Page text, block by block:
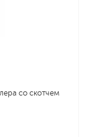
со скотчем